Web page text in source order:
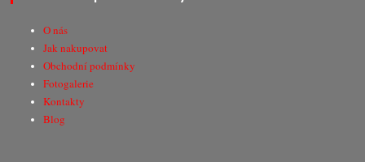
O nás
Jak nakupovat
Obchodní podmínky
Fotogalerie
Kontakty
Blog